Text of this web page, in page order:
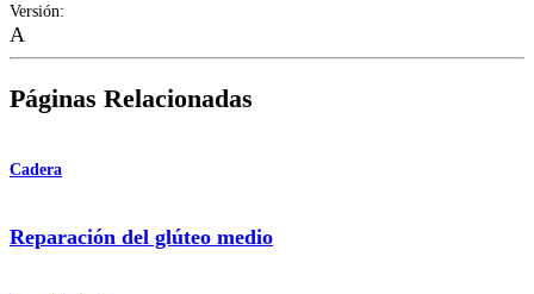
Versión:
A
Páginas Relacionadas
Cadera
Reparación del glúteo medio